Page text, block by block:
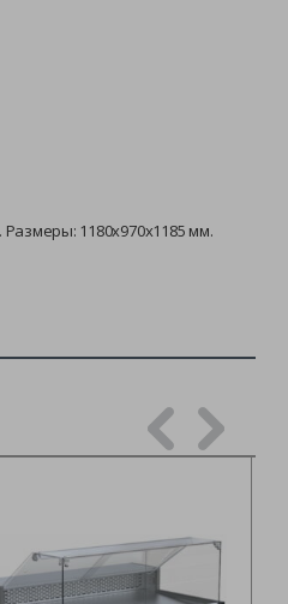
1180х970х1185 мм.